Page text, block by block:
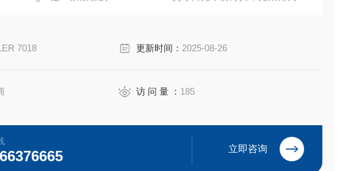
7018 更新时间： 2025-08-26
访 问 量 ： 185
立即咨询